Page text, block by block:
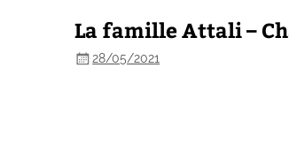
La famille Attali –
28/05/2021